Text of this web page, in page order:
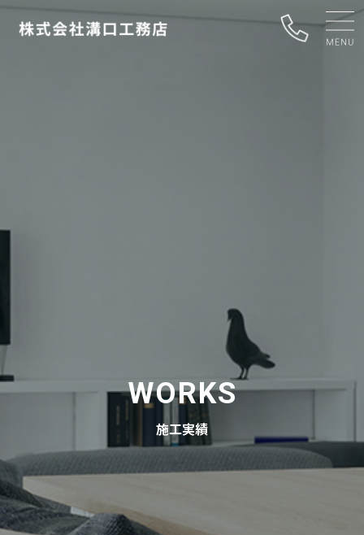
WORKS
施工実績